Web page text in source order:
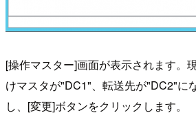
[操作マスター]画面が表示されます。
けマスタが"DC1"、転送先が"DC2"に
し、[変更]ボタンをクリックします。